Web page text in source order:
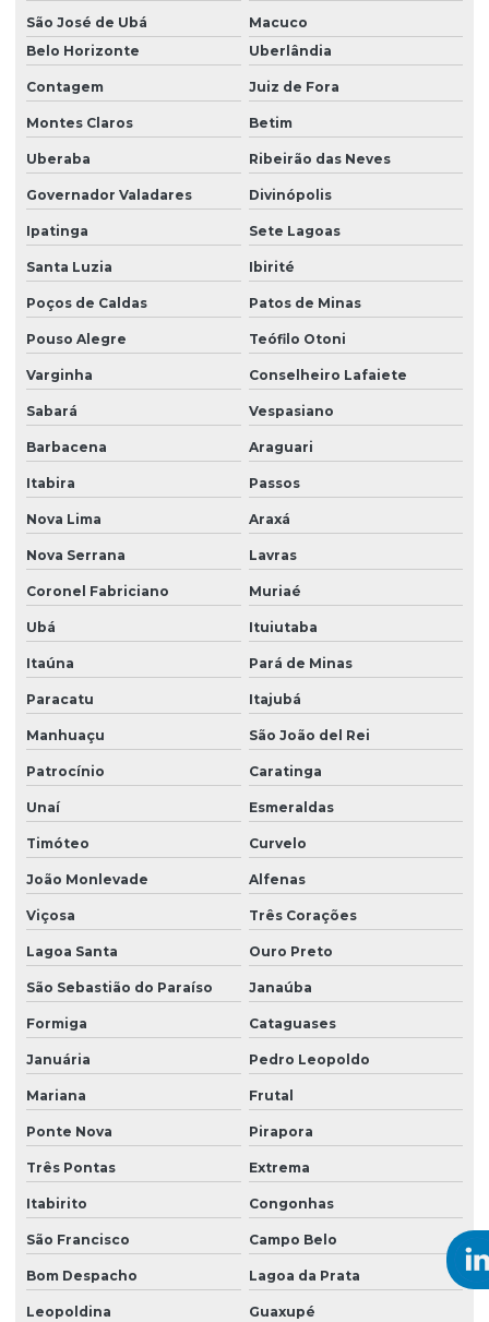
São José de Ubá
Macuco
Belo Horizonte
Uberlândia
Contagem Juiz de Fora
Montes Claros Betim
Uberaba Ribeirão das Neves
Governador Valadares Divinópolis
Ipatinga Sete Lagoas
Santa Luzia Ibirité
Poços de Caldas Patos de Minas
Pouso Alegre Teófilo Otoni
Varginha Conselheiro Lafaiete
Sabará Vespasiano
Barbacena Araguari
Itabira Passos
Nova Lima Araxá
Nova Serrana Lavras
Coronel Fabriciano Muriaé
Ubá Ituiutaba
Itaúna Pará de Minas
Paracatu Itajubá
Manhuaçu São João del Rei
Patrocínio Caratinga
Unaí Esmeraldas
Timóteo Curvelo
João Monlevade Alfenas
Viçosa Três Corações
Lagoa Santa Ouro Preto
São Sebastião do Paraíso Janaúba
Formiga Cataguases
Januária Pedro Leopoldo
Mariana Frutal
Ponte Nova Pirapora
Três Pontas Extrema
Itabirito Congonhas
São Francisco Campo Belo
Bom Despacho Lagoa da Prata
Leopoldina Guaxupé